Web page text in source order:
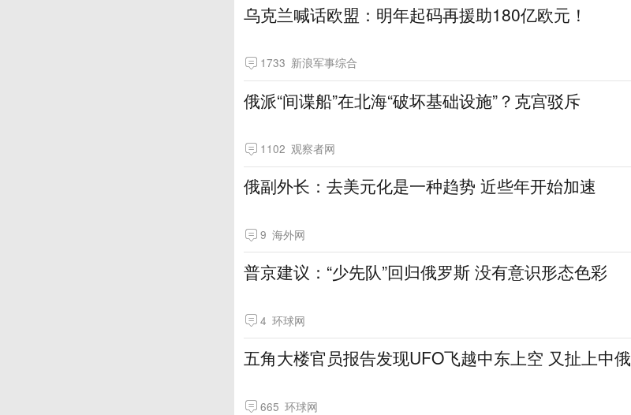
乌克兰喊话欧盟：明年起码再援助180亿欧元！
1733 新浪军事综合
俄派“间谍船”在北海“破坏基础设施”？克宫驳斥
1102 观察者网
俄副外长：去美元化是一种趋势 近些年开始加速
9 海外网
普京建议：“少先队”回归俄罗斯 没有意识形态色彩
4 环球网
五角大楼官员报告发现UFO飞越中东上空 又扯上中俄
665 环球网